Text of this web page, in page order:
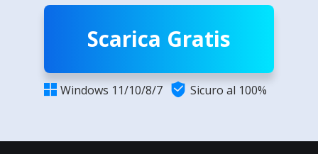
Scarica Gratis
 Windows 11/10/8/7  Sicuro al 100%